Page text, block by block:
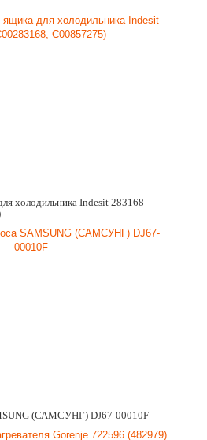
холодильника Indesit 283168
(САМСУНГ) DJ67-00010F